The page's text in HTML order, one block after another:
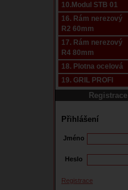
10.Modul STB 01
16. Rám nerezový
R2 60mm
17. Rám nerezový
R4 80mm
18. Plotna ocelová
19. GRIL PROFI
Registrace
Přihlášení
Jméno
Heslo
Registrace